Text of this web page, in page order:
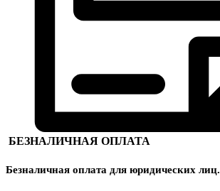
БЕЗНАЛИЧНАЯ ОПЛАТА
Безналичная оплата для юридических лиц.